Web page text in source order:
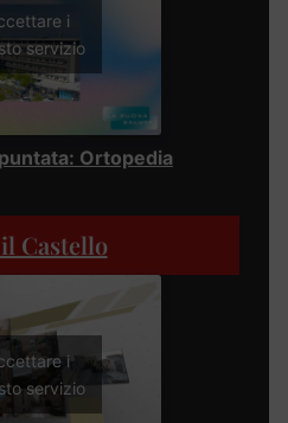
i
servizio
Ortopedia
Castello
i
servizio